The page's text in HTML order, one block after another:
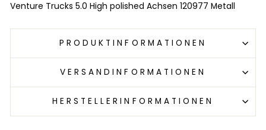
Venture Trucks 5.0 High polished Achsen 120977 Metall
PRODUKTINFORMATIONEN
VERSANDINFORMATIONEN
HERSTELLERINFORMATIONEN